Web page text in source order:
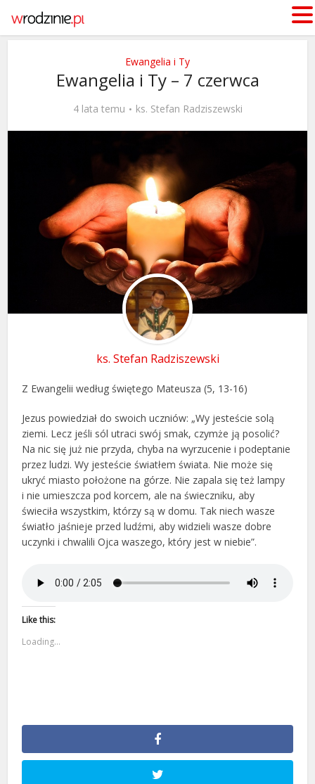
Ewangelia i Ty
Ewangelia i Ty – 7 czerwca
4 lata temu ks. Stefan Radziszewski
ks. Stefan Radziszewski
Z Ewangelii według świętego Mateusza (5, 13-16)
Jezus powiedział do swoich uczniów: „Wy jesteście solą
ziemi. Lecz jeśli sól utraci swój smak, czymże ją posolić?
Na nic się już nie przyda, chyba na wyrzucenie i podeptanie
przez ludzi. Wy jesteście światłem świata. Nie może się
ukryć miasto położone na górze. Nie zapala się też lampy
i nie umieszcza pod korcem, ale na świeczniku, aby
świeciła wszystkim, którzy są w domu. Tak niech wasze
światło jaśnieje przed ludźmi, aby widzieli wasze dobre
uczynki i chwalili Ojca waszego, który jest w niebie”.
Like this:
Loading...